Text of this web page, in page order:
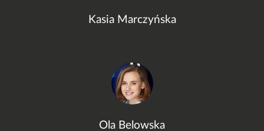
Kasia Marczyńska
Ola Belowska